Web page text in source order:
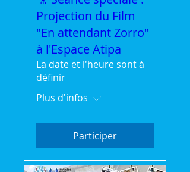
Projection du Film
"En attendant Zorro"
à l'Espace Atipa
La date et l'heure sont à
définir
Plus d'infos
Participer